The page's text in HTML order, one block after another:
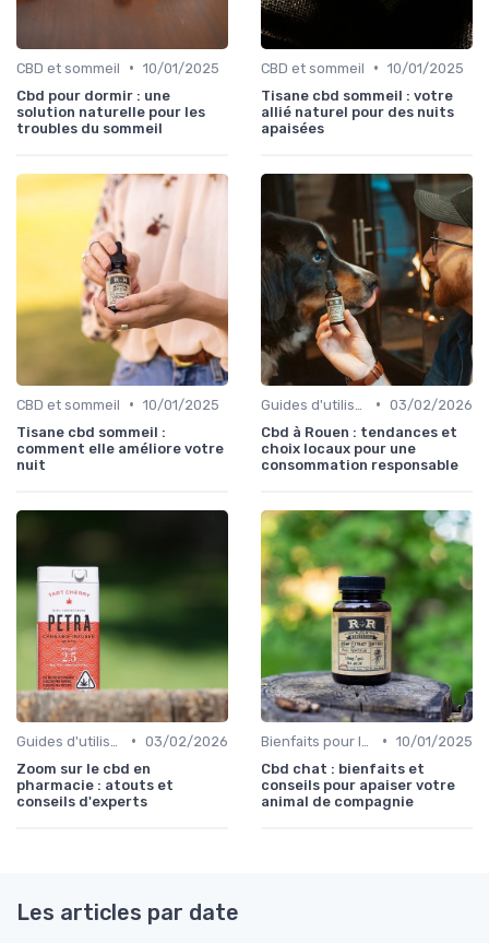
CBD et sommeil • 10/01/2025
Cbd pour dormir : une
solution naturelle pour les
troubles du sommeil
CBD et sommeil • 10/01/2025
Tisane cbd sommeil : votre
allié naturel pour des nuits
apaisées
CBD et sommeil • 10/01/2025
Tisane cbd sommeil :
comment elle améliore votre
nuit
• 03/02/2026
Cbd à Rouen : tendances et
choix locaux pour une
consommation responsable
• 03/02/2026
Zoom sur le cbd en
pharmacie : atouts et
conseils d'experts
• 10/01/2025
Cbd chat : bienfaits et
conseils pour apaiser votre
animal de compagnie
Les articles par date